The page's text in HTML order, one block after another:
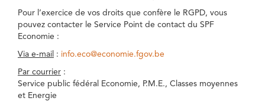
Pour l’exercice de vos droits que confère le RGPD, vous
pouvez contacter le Service Point de contact du SPF
Economie :
Via e-mail : info.eco@economie.fgov.be
Par courrier :
Service public fédéral Economie, P.M.E., Classes moyennes
et Energie